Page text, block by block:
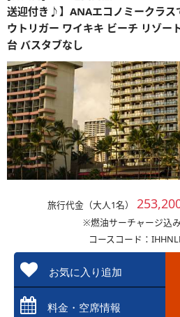
送迎付き♪】ANAエコノミークラス
ウトリガー ワイキキ ビーチ リゾー
台 バスタブなし
旅行代金（大人1名）
※燃油サーチャージ込
コースコード：
お気に入り追加
料金・空席情報